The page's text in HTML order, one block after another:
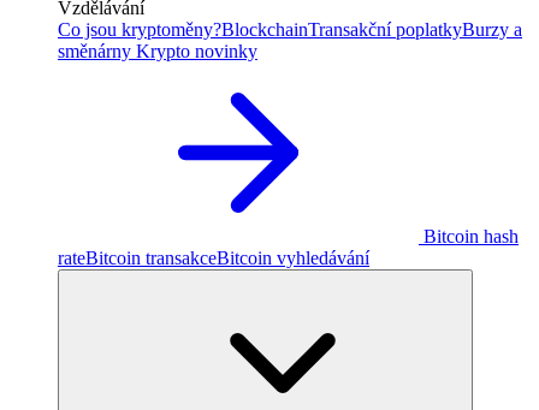
Vzdělávání
Co jsou kryptoměny?BlockchainTransakční poplatkyBurzy a
směnárny Krypto novinky
Bitcoin hash
rateBitcoin transakceBitcoin vyhledávání